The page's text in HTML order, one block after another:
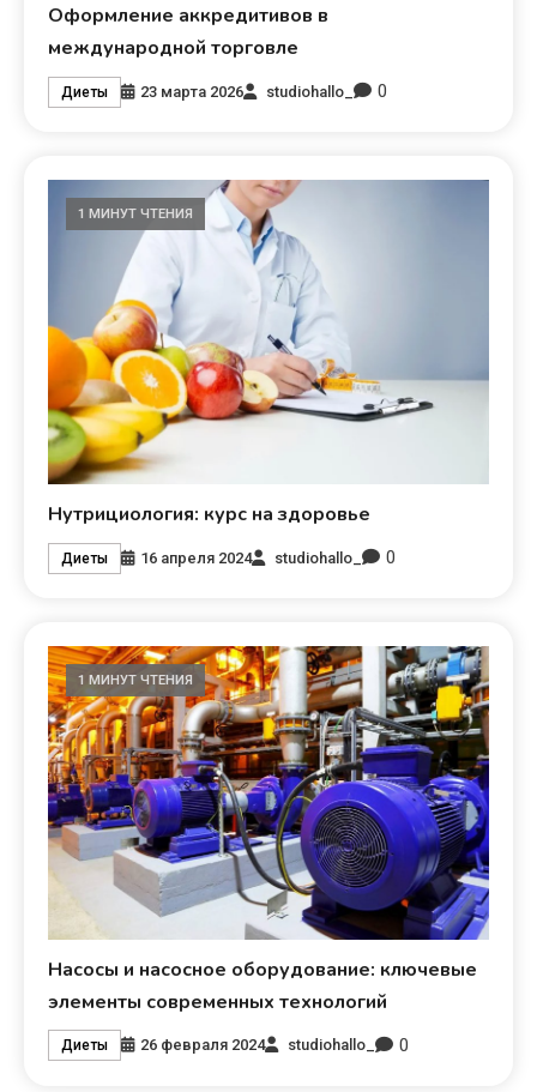
Оформление аккредитивов в
международной торговле
Диеты 23 марта 2026 studiohallo_ 0
1 МИНУТ ЧТЕНИЯ
Нутрициология: курс на здоровье
Диеты 16 апреля 2024 studiohallo_ 0
1 МИНУТ ЧТЕНИЯ
Насосы и насосное оборудование: ключевые
элементы современных технологий
Диеты 26 февраля 2024 studiohallo_ 0